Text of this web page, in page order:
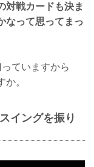
対戦カードも決ま
なって思ってまっ
ていますから
。
イングを振り